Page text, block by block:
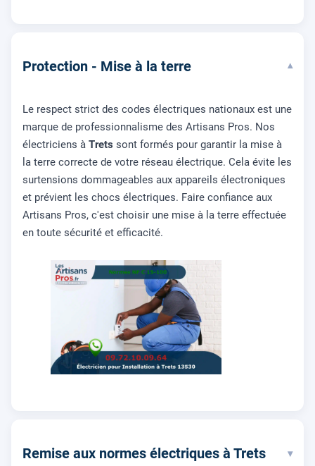
Protection - Mise à la terre ▾
Le respect strict des codes électriques nationaux est une
marque de professionnalisme des Artisans Pros. Nos
électriciens à Trets sont formés pour garantir la mise à
la terre correcte de votre réseau électrique. Cela évite les
surtensions dommageables aux appareils électroniques
et prévient les chocs électriques. Faire confiance aux
Artisans Pros, c'est choisir une mise à la terre effectuée
en toute sécurité et efficacité.
Remise aux normes électriques à Trets ▾